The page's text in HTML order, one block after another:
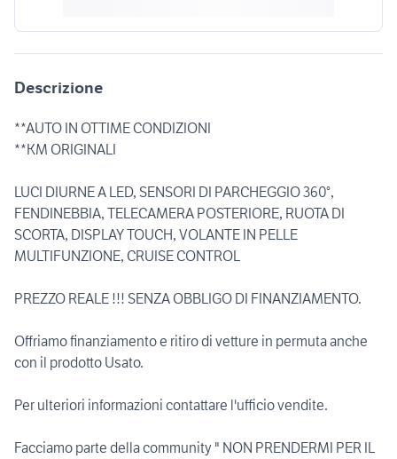
Descrizione
**AUTO IN OTTIME CONDIZIONI
**KM ORIGINALI
LUCI DIURNE A LED, SENSORI DI PARCHEGGIO 360°,
FENDINEBBIA, TELECAMERA POSTERIORE, RUOTA DI
SCORTA, DISPLAY TOUCH, VOLANTE IN PELLE
MULTIFUNZIONE, CRUISE CONTROL
PREZZO REALE !!! SENZA OBBLIGO DI FINANZIAMENTO.
Offriamo finanziamento e ritiro di vetture in permuta anche
con il prodotto Usato.
Per ulteriori informazioni contattare l'ufficio vendite.
Facciamo parte della community " NON PRENDERMI PER IL